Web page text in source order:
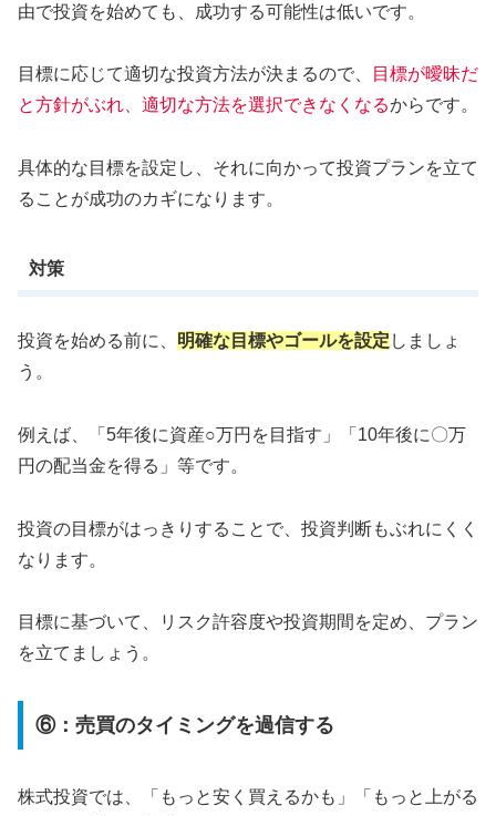
由で投資を始めても、成功する可能性は低いです。
目標に応じて適切な投資方法が決まるので、
目標が曖昧だ
と方針がぶれ、適切な方法を選択できなくなるからです。
具体的な目標を設定し、それに向かって投資プランを立て
ることが成功のカギになります。
対策
投資を始める前に、 明確な目標やゴールを設定 しましょ
う。
例えば、「5年後に資産○万円を目指す」「10年後に〇万
円の配当金を得る」等です。
投資の目標がはっきりすることで、投資判断もぶれにくく
なります。
目標に基づいて、リスク許容度や投資期間を定め、プラン
を立てましょう。
⑥：売買のタイミングを過信する
株式投資では、「もっと安く買えるかも」「もっと上がる